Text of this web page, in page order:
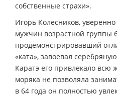
собственные страхи».
Игорь Колесников,
мужчин возрастной группы
продемонстрировавший
«ката», завоевал
Каратэ его привлекало всю
моряка не позволяла
в 64 года он полностью